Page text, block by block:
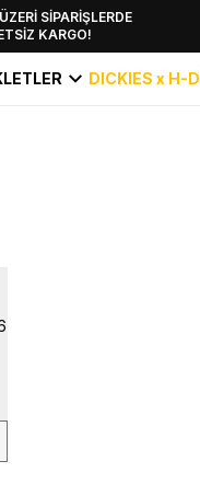
SİPARİŞLERDE
KARGO!
EKLENDİ,
KEŞFET!
DICKIES x H-D